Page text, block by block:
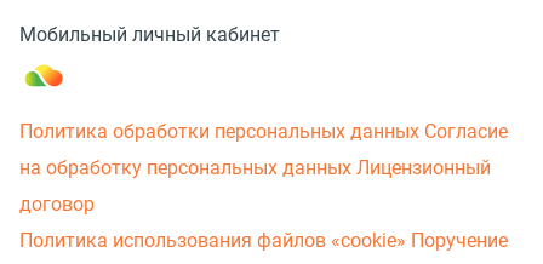
Мобильный личный кабинет
Политика обработки персональных данных Согласие
на обработку персональных данных Лицензионный
договор
Политика использования файлов «cookie» Поручение